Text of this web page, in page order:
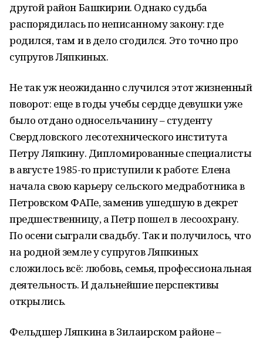
другой район Башкирии. Однако судьба
распорядилась по неписанному закону: где
родился, там и в дело сгодился. Это точно про
супругов Ляпкиных.
Не так уж неожиданно случился этот жизненный
поворот: еще в годы учебы сердце девушки уже
было отдано односельчанину – студенту
Свердловского лесотехнического института
Петру Ляпкину. Дипломированные специалисты
в августе 1985-го приступили к работе: Елена
начала свою карьеру сельского медработника в
Петровском ФАПе, заменив ушедшую в декрет
предшественницу, а Петр пошел в лесоохрану.
По осени сыграли свадьбу. Так и получилось, что
на родной земле у супругов Ляпкиных
сложилось всё: любовь, семья, профессиональная
деятельность. И дальнейшие перспективы
открылись.
Фельдшер Ляпкина в Зилаирском районе –